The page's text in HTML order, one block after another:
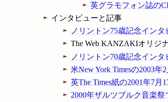
英グラモフォン誌の
インタビューと記事
ノリントン75歳記念インタ
The Web KANZAKIオリジ
ノリントン70歳記念インタ
米New York Timesの2003
英The Times紙の2001年7月
2000年ザルツブルク音楽